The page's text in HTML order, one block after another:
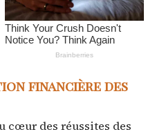
financière des
cœur des réussites des